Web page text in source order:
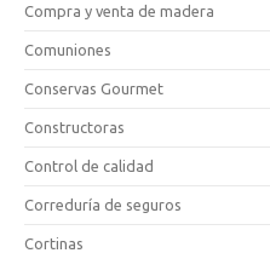
Compra y venta de madera
Comuniones
Conservas Gourmet
Constructoras
Control de calidad
Correduría de seguros
Cortinas